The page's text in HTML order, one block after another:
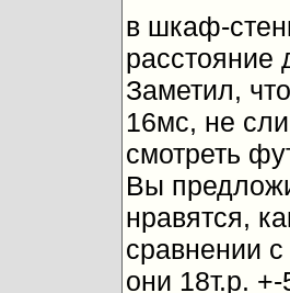
в шкаф-
расстояние
Заметил,
16мс, не
смотреть
Вы
нравятся,
сравнении
они 18т.р.